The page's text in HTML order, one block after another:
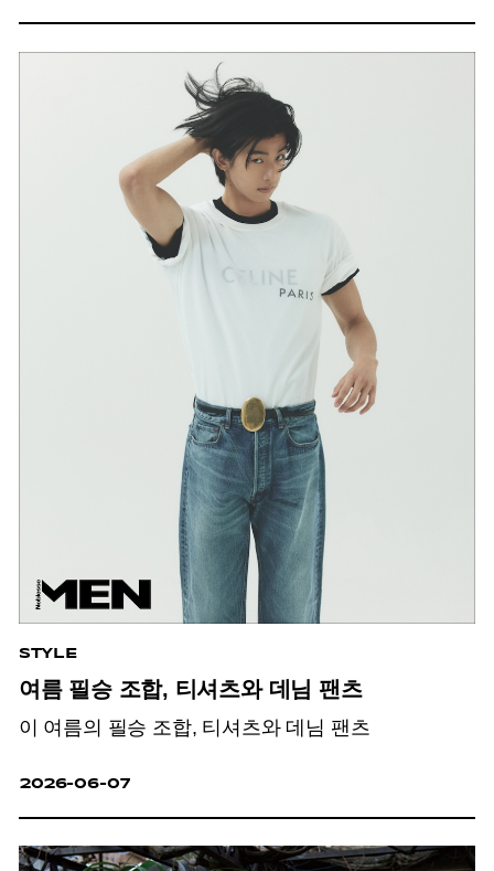
STYLE
여름 필승 조합, 티셔츠와 데님 팬츠
이 여름의 필승 조합, 티셔츠와 데님 팬츠
2026-06-07